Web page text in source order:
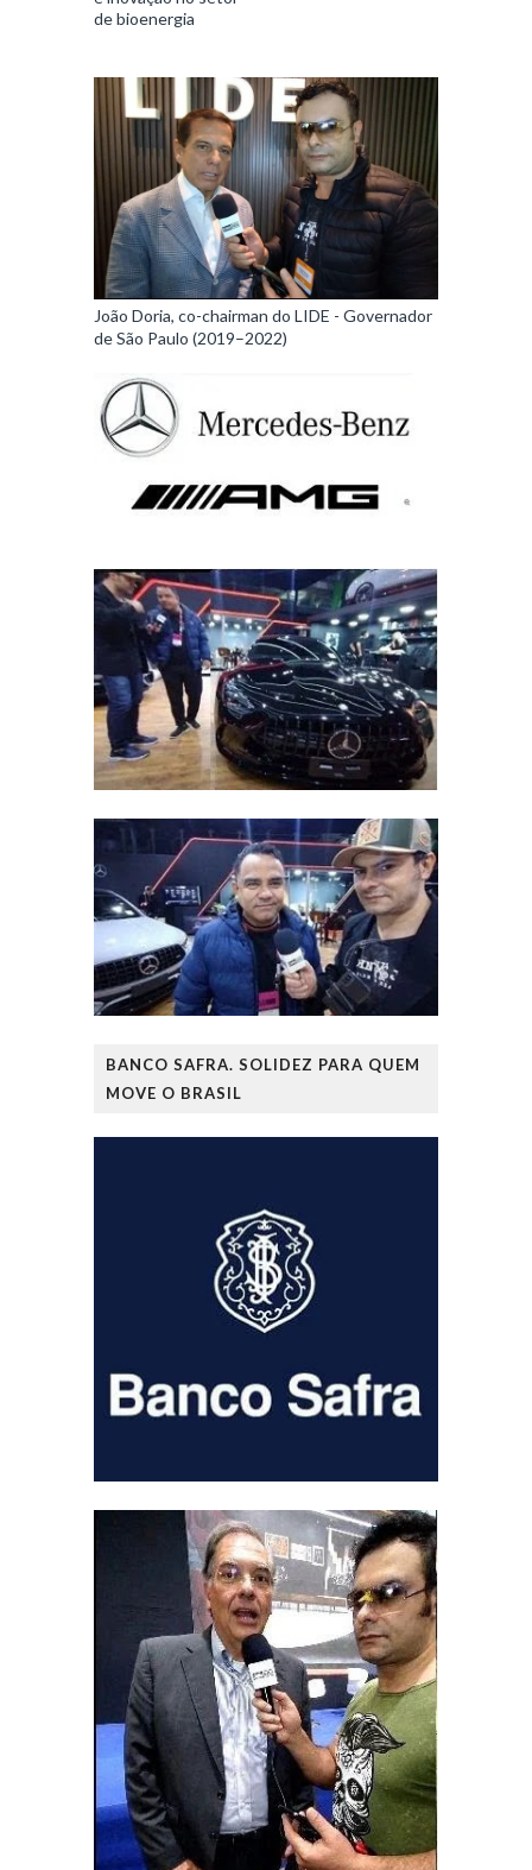
de bioenergia
João Doria, co-chairman do LIDE - Governador
de São Paulo (2019–2022)
BANCO SAFRA. SOLIDEZ PARA QUEM
MOVE O BRASIL